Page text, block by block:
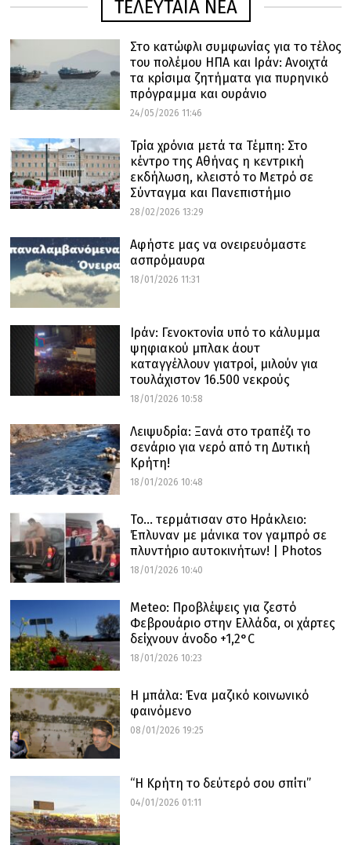
ΤΕΛΕΥΤΑΙΑ ΝΕΑ
Στο κατώφλι συμφωνίας για το τέλος
του πολέμου ΗΠΑ και Ιράν: Ανοιχτά
τα κρίσιμα ζητήματα για πυρηνικό
πρόγραμμα και ουράνιο
24/05/2026 11:46
Τρία χρόνια μετά τα Τέμπη: Στο
κέντρο της Αθήνας η κεντρική
εκδήλωση, κλειστό το Μετρό σε
Σύνταγμα και Πανεπιστήμιο
28/02/2026 13:29
Αφήστε μας να ονειρευόμαστε
ασπρόμαυρα
18/01/2026 11:31
Ιράν: Γενοκτονία υπό το κάλυμμα
ψηφιακού μπλακ άουτ
καταγγέλλουν γιατροί, μιλούν για
τουλάχιστον 16.500 νεκρούς
18/01/2026 10:58
Λειψυδρία: Ξανά στο τραπέζι το
σενάριο για νερό από τη Δυτική
Κρήτη!
18/01/2026 10:48
Το… τερμάτισαν στο Ηράκλειο:
Έπλυναν με μάνικα τον γαμπρό σε
πλυντήριο αυτοκινήτων! | Photos
18/01/2026 10:40
Meteo: Προβλέψεις για ζεστό
Φεβρουάριο στην Ελλάδα, οι χάρτες
δείχνουν άνοδο +1,2°C
18/01/2026 10:23
Η μπάλα: Ένα μαζικό κοινωνικό
φαινόμενο
08/01/2026 19:25
“Η Κρήτη το δεύτερό σου σπίτι”
04/01/2026 01:11